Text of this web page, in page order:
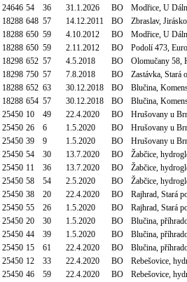
24646 54 36 31.1.2026 BO
Modřice, U
18288 648 57 14.12.2011 BO
Zbraslav,
18288 650 59 4.10.2012 BO
Modřice, U
18288 650 59 2.11.2012 BO
Podolí 473,
18298 652 57 4.5.2018 BO
Olomučany 58,
18298 750 57 7.8.2018 BO
Zastávka, Stará
18288 652 63 30.12.2018 BO
Blučina,
18288 654 57 30.12.2018 BO
Blučina,
25450 10 49 22.4.2020 BO
Hrušovany u
25450 26 6 1.5.2020 BO
Hrušovany u
25450 39 9 1.5.2020 BO
Hrušovany u
25450 54 30 13.7.2020 BO
Žabčice,
25450 11 36 13.7.2020 BO
Žabčice,
25450 58 54 2.5.2020 BO
Žabčice,
25450 38 20 22.4.2020 BO
Rajhrad, Stará
25450 55 26 1.5.2020 BO
Rajhrad, Stará
25450 20 30 1.5.2020 BO
Blučina,
25450 44 39 1.5.2020 BO
Blučina,
25450 15 61 22.4.2020 BO
Blučina,
25450 12 33 22.4.2020 BO
Rebešovice,
25450 46 59 22.4.2020 BO
Rebešovice,